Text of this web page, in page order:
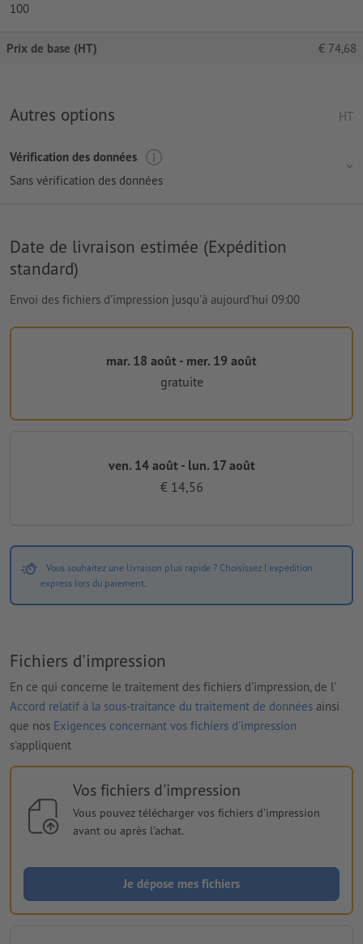
100
Prix de base (HT) € 74,68
Autres options HT
Vérification des données
Sans vérification des données
Date de livraison estimée (Expédition
standard)
Envoi des fichiers d'impression jusqu'à aujourd’hui 09:00
mar. 18 août - mer. 19 août
gratuite
ven. 14 août - lun. 17 août
€ 14,56
Vous souhaitez une livraison plus rapide ? Choisissez l'expédition
express lors du paiement.
Fichiers d'impression
En ce qui concerne le traitement des fichiers d'impression, de l'
Accord relatif à la sous-traitance du traitement de données ainsi
que nos Exigences concernant vos fichiers d'impression
s'appliquent
Vos fichiers d'impression
Vous pouvez télécharger vos fichiers d'impression
avant ou après l'achat.
Je dépose mes fichiers